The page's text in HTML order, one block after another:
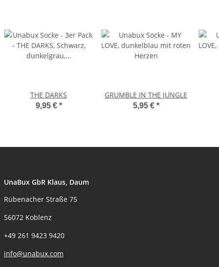
THE DARKS
9,95 € *
GRUMBLE IN THE JUNGLE
5,95 € *
UnaBux GbR Klaus, Daum
Rübenacher Straße 75
56072 Koblenz
+49 261 9423 9420
info@unabux.com